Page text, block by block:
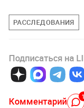
РАССЛЕДОВАНИЯ
Подписаться на
Комментарий 1